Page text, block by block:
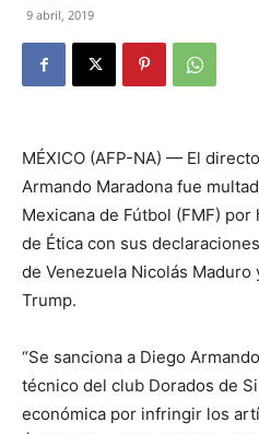
9 abril, 2019
MÉXICO (AFP-NA) — El
Armando Maradona fue
Mexicana de Fútbol (FMF)
de Ética con sus
de Venezuela Nicolás Maduro
Trump.
“Se sanciona a Diego
técnico del club Dorados de
económica por infringir los